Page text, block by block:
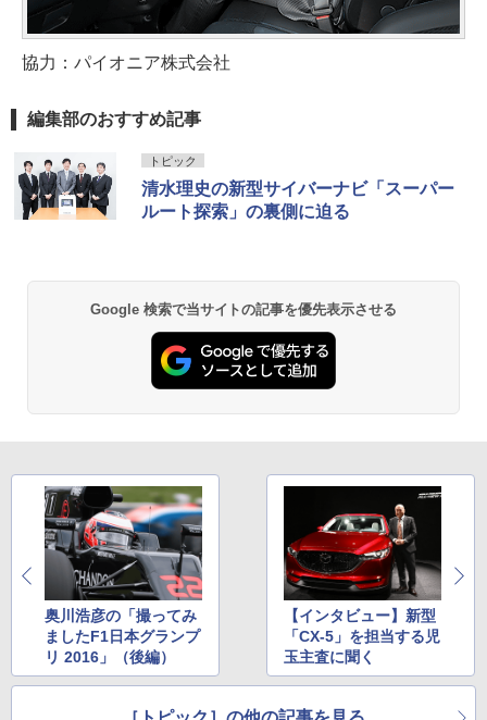
協力：パイオニア株式会社
編集部のおすすめ記事
トピック
清水理史の新型サイバーナビ「スーパー
ルート探索」の裏側に迫る
Google 検索で当サイトの記事を優先表示させる
奥川浩彦の「撮ってみ
ましたF1日本グランプ
リ 2016」（後編）
【インタビュー】新型
「CX-5」を担当する児
玉主査に聞く